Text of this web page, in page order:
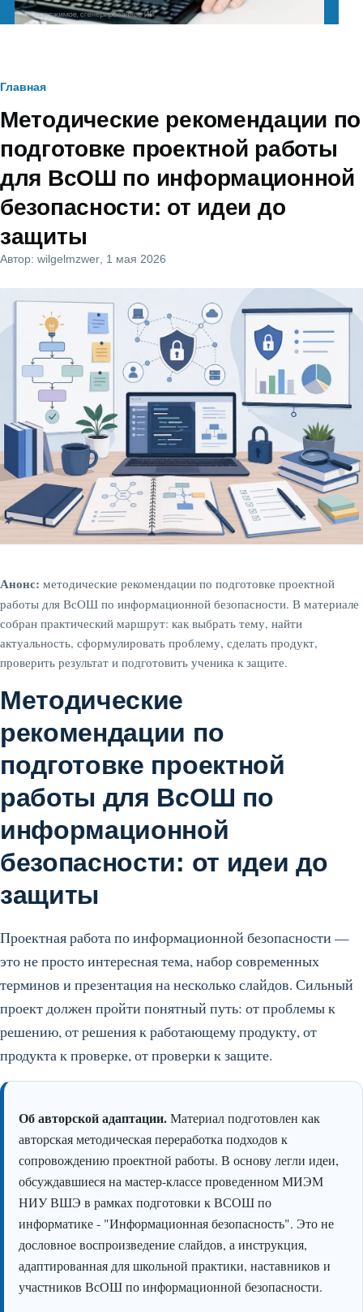
Строка
навигации
Главная
Методические рекомендации по
подготовке проектной работы
для ВсОШ по информационной
безопасности: от идеи до
защиты
Автор: wilgelmzwer , 1 мая 2026
Анонс: методические рекомендации по подготовке проектной
работы для ВсОШ по информационной безопасности. В материале
собран практический маршрут: как выбрать тему, найти
актуальность, сформулировать проблему, сделать продукт,
проверить результат и подготовить ученика к защите.
Методические
рекомендации по
подготовке проектной
работы для ВсОШ по
информационной
безопасности: от идеи до
защиты
Проектная работа по информационной безопасности —
это не просто интересная тема, набор современных
терминов и презентация на несколько слайдов. Сильный
проект должен пройти понятный путь: от проблемы к
решению, от решения к работающему продукту, от
продукта к проверке, от проверки к защите.
Об авторской адаптации.Материал подготовлен как
авторская методическая переработка подходов к
сопровождению проектной работы. В основу легли идеи,
обсуждавшиеся на мастер-классе проведенном МИЭМ
НИУ ВШЭ в рамках подготовки к ВСОШ по
информатике - "Информационная безопасность". Это не
дословное воспроизведение слайдов, а инструкция,
адаптированная для школьной практики, наставников и
участников ВсОШ по информационной безопасности.